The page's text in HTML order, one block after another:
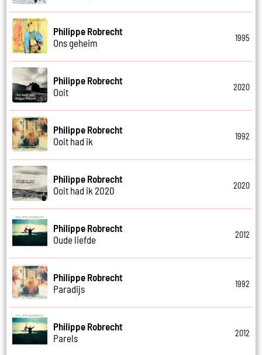
Philippe Robrecht
Ons geheim
1995
Philippe Robrecht
Ooit
2020
Philippe Robrecht
Ooit had ik
1992
Philippe Robrecht
Ooit had ik 2020
2020
Philippe Robrecht
Oude liefde
2012
Philippe Robrecht
Paradijs
1992
Philippe Robrecht
Parels
2012